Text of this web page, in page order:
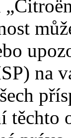
na
těchto